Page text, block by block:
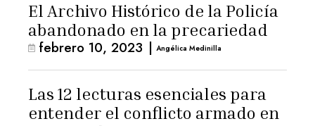
El Archivo Histórico de la Policía
abandonado en la precariedad
febrero 10, 2023 | Angélica Medinilla
Las 12 lecturas esenciales para
entender el conflicto armado en